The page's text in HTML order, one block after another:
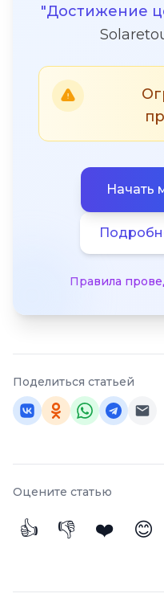
"Достижение
Начать
Правила
Поделиться статьей
Оцените статью
👍 👎 ❤️ 😊